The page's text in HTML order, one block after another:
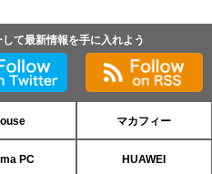
て最新情報を手に入れよう
マカフィー
PC HUAWEI